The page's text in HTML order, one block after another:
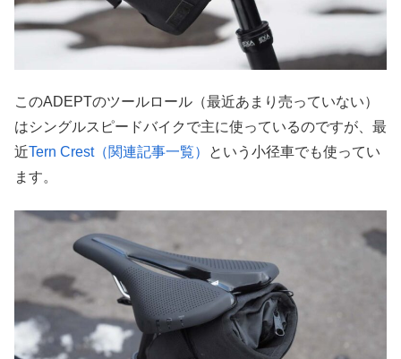
このADEPTのツールロール（最近あまり売っていない）
はシングルスピードバイクで主に使っているのですが、最
近Tern Crest（関連記事一覧）
という小径車でも使ってい
ます。